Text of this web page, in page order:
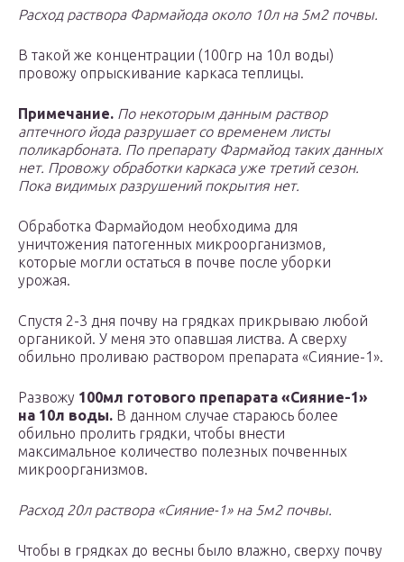
Расход раствора Фармайода около 10л на 5м2 почвы.
В такой же концентрации (100гр на 10л воды)
провожу опрыскивание каркаса теплицы.
Примечание. По некоторым данным раствор
аптечного йода разрушает со временем листы
поликарбоната. По препарату Фармайод таких данных
нет. Провожу обработки каркаса уже третий сезон.
Пока видимых разрушений покрытия нет.
Обработка Фармайодом необходима для
уничтожения патогенных микроорганизмов,
которые могли остаться в почве после уборки
урожая.
Спустя 2-3 дня почву на грядках прикрываю любой
органикой. У меня это опавшая листва. А сверху
обильно проливаю раствором препарата «Сияние-1».
Развожу 100мл готового препарата «Сияние-1»
на 10л воды. В данном случае стараюсь более
обильно пролить грядки, чтобы внести
максимальное количество полезных почвенных
микроорганизмов.
Расход 20л раствора «Сияние-1» на 5м2 почвы.
Чтобы в грядках до весны было влажно, сверху почву